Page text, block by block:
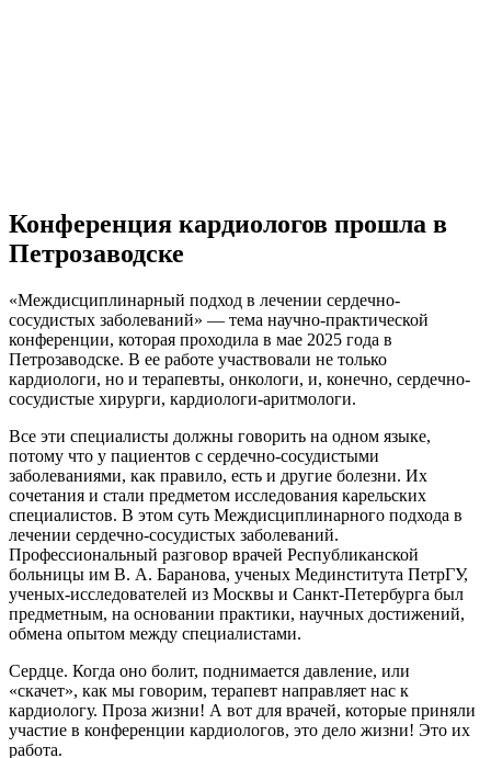
Конференция кардиологов прошла в
Петрозаводске
«Междисциплинарный подход в лечении сердечно-
сосудистых заболеваний» — тема научно-практической
конференции, которая проходила в мае 2025 года в
Петрозаводске. В ее работе участвовали не только
кардиологи, но и терапевты, онкологи, и, конечно, сердечно-
сосудистые хирурги, кардиологи-аритмологи.
Все эти специалисты должны говорить на одном языке,
потому что у пациентов с сердечно-сосудистыми
заболеваниями, как правило, есть и другие болезни. Их
сочетания и стали предметом исследования карельских
специалистов. В этом суть Междисциплинарного подхода в
лечении сердечно-сосудистых заболеваний.
Профессиональный разговор врачей Республиканской
больницы им В. А. Баранова, ученых Мединститута ПетрГУ,
ученых-исследователей из Москвы и Санкт-Петербурга был
предметным, на основании практики, научных достижений,
обмена опытом между специалистами.
Сердце. Когда оно болит, поднимается давление, или
«скачет», как мы говорим, терапевт направляет нас к
кардиологу. Проза жизни! А вот для врачей, которые приняли
участие в конференции кардиологов, это дело жизни! Это их
работа.